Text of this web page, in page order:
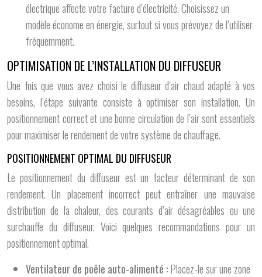
électrique affecte votre facture d’électricité. Choisissez un
modèle économe en énergie, surtout si vous prévoyez de l’utiliser
fréquemment.
OPTIMISATION DE L’INSTALLATION DU DIFFUSEUR
Une fois que vous avez choisi le diffuseur d’air chaud adapté à vos
besoins, l’étape suivante consiste à optimiser son installation. Un
positionnement correct et une bonne circulation de l’air sont essentiels
pour maximiser le rendement de votre système de chauffage.
POSITIONNEMENT OPTIMAL DU DIFFUSEUR
Le positionnement du diffuseur est un facteur déterminant de son
rendement. Un placement incorrect peut entraîner une mauvaise
distribution de la chaleur, des courants d’air désagréables ou une
surchauffe du diffuseur. Voici quelques recommandations pour un
positionnement optimal.
Ventilateur de poêle auto-alimenté :Placez-le sur une zone